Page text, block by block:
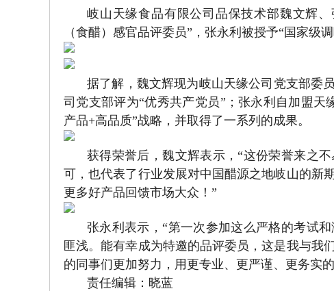
岐山天缘食品有限公司品保技术部魏文辉
（食醋）感官品评委员”，张永利被授予“国家级
据了解，魏文辉现为岐山天缘公司党支部委
司党支部评为“优秀共产党员”；张永利自加盟
产品+高品质”战略，并取得了一系列的成果。
获得荣誉后，魏文辉表示，“这份荣誉来之
可，也代表了行业发展对中国醋源之地岐山的新
更多好产品回馈市场大众！”
张永利表示，“第一次参加这么严格的考试
匪浅。能有幸成为特邀的品评委员，这是我与我
的同事们更加努力，用更专业、更严谨、更务实
责任编辑：晓蓝